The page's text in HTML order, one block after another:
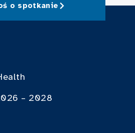
o spotkanie
– 2028